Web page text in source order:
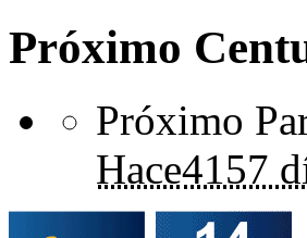
Próximo
Próximo
Hace4157